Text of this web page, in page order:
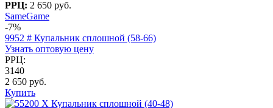
РРЦ: 2 650 руб.
SameGame
-7%
9952 # Купальник сплошной (58-66)
Узнать оптовую цену
РРЦ:
3140
2 650 руб.
Купить